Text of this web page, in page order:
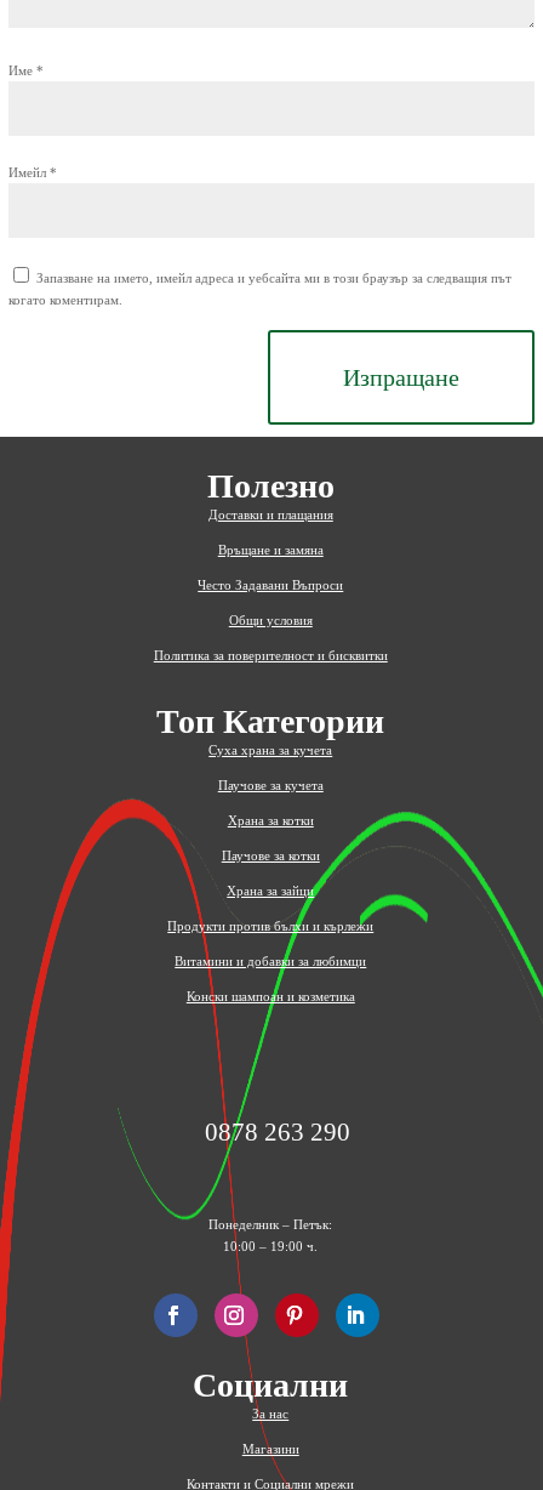
Име *
Имейл *
Запазване на името, имейл адреса и уебсайта ми в този браузър за следващия път
когато коментирам.
Изпращане
Полезно
Доставки и плащания
Връщане и замяна
Често Задавани Въпроси
Общи условия
Политика за поверителност и бисквитки
Топ Категории
Суха храна за кучета
Паучове за кучета
Храна за котки
Паучове за котки
Храна за зайци
Продукти против бълхи и кърлежи
Витамини и добавки за любимци
Конски шампоан и козметика
0878 263 290
Понеделник – Петък:
10:00 – 19:00 ч.
Социални
За нас
Магазини
Контакти и Социални мрежи